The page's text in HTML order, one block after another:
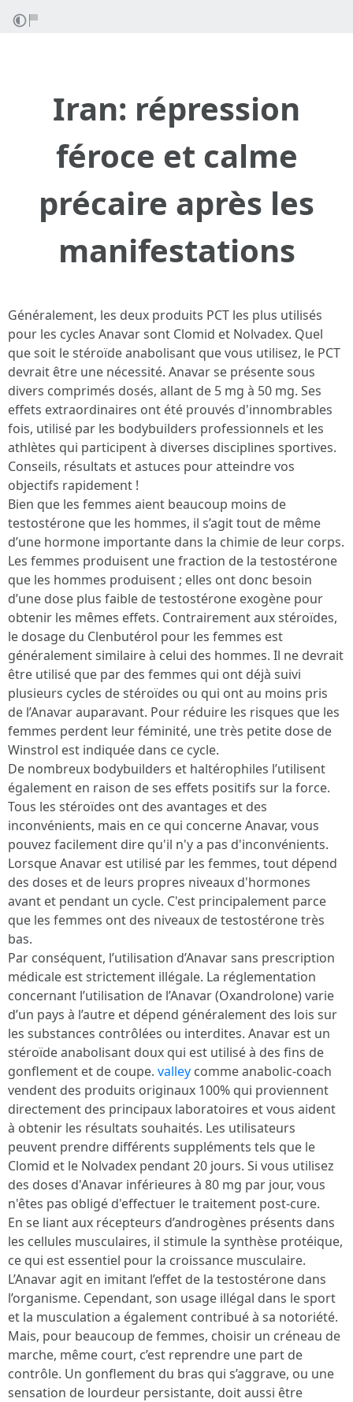
Iran: répression
féroce et calme
précaire après les
manifestations
Généralement, les deux produits PCT les plus utilisés
pour les cycles Anavar sont Clomid et Nolvadex. Quel
que soit le stéroïde anabolisant que vous utilisez, le PCT
devrait être une nécessité. Anavar se présente sous
divers comprimés dosés, allant de 5 mg à 50 mg. Ses
effets extraordinaires ont été prouvés d'innombrables
fois, utilisé par les bodybuilders professionnels et les
athlètes qui participent à diverses disciplines sportives.
Conseils, résultats et astuces pour atteindre vos
objectifs rapidement !
Bien que les femmes aient beaucoup moins de
testostérone que les hommes, il s’agit tout de même
d’une hormone importante dans la chimie de leur corps.
Les femmes produisent une fraction de la testostérone
que les hommes produisent ; elles ont donc besoin
d’une dose plus faible de testostérone exogène pour
obtenir les mêmes effets. Contrairement aux stéroïdes,
le dosage du Clenbutérol pour les femmes est
généralement similaire à celui des hommes. Il ne devrait
être utilisé que par des femmes qui ont déjà suivi
plusieurs cycles de stéroïdes ou qui ont au moins pris
de l’Anavar auparavant. Pour réduire les risques que les
femmes perdent leur féminité, une très petite dose de
Winstrol est indiquée dans ce cycle.
De nombreux bodybuilders et haltérophiles l’utilisent
également en raison de ses effets positifs sur la force.
Tous les stéroïdes ont des avantages et des
inconvénients, mais en ce qui concerne Anavar, vous
pouvez facilement dire qu'il n'y a pas d'inconvénients.
Lorsque Anavar est utilisé par les femmes, tout dépend
des doses et de leurs propres niveaux d'hormones
avant et pendant un cycle. C'est principalement parce
que les femmes ont des niveaux de testostérone très
bas.
Par conséquent, l’utilisation d’Anavar sans prescription
médicale est strictement illégale. La réglementation
concernant l’utilisation de l’Anavar (Oxandrolone) varie
d’un pays à l’autre et dépend généralement des lois sur
les substances contrôlées ou interdites. Anavar est un
stéroïde anabolisant doux qui est utilisé à des fins de
gonflement et de coupe. valley comme anabolic-coach
vendent des produits originaux 100% qui proviennent
directement des principaux laboratoires et vous aident
à obtenir les résultats souhaités. Les utilisateurs
peuvent prendre différents suppléments tels que le
Clomid et le Nolvadex pendant 20 jours. Si vous utilisez
des doses d'Anavar inférieures à 80 mg par jour, vous
n'êtes pas obligé d'effectuer le traitement post-cure.
En se liant aux récepteurs d’androgènes présents dans
les cellules musculaires, il stimule la synthèse protéique,
ce qui est essentiel pour la croissance musculaire.
L’Anavar agit en imitant l’effet de la testostérone dans
l’organisme. Cependant, son usage illégal dans le sport
et la musculation a également contribué à sa notoriété.
Mais, pour beaucoup de femmes, choisir un créneau de
marche, même court, c’est reprendre une part de
contrôle. Un gonflement du bras qui s’aggrave, ou une
sensation de lourdeur persistante, doit aussi être